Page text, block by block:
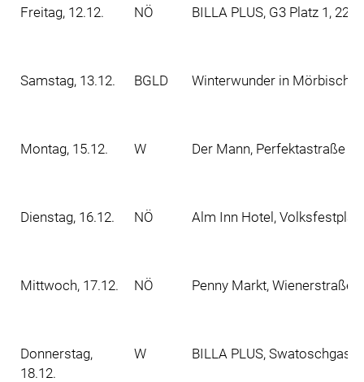
Freitag, 12.12. NÖ BILLA PLUS, G3 Platz 1,
Samstag, 13.12. BGLD Winterwunder in Mörbisch
Montag, 15.12. W Der Mann, Perfektastraße
Dienstag, 16.12. NÖ Alm Inn Hotel,
Mittwoch, 17.12. NÖ Penny Markt, Wienerstraße
Donnerstag,
18.12.
W BILLA PLUS,